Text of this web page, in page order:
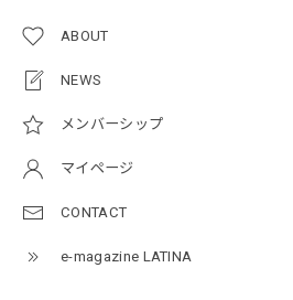
ABOUT
NEWS
メンバーシップ
マイページ
CONTACT
e-magazine LATINA